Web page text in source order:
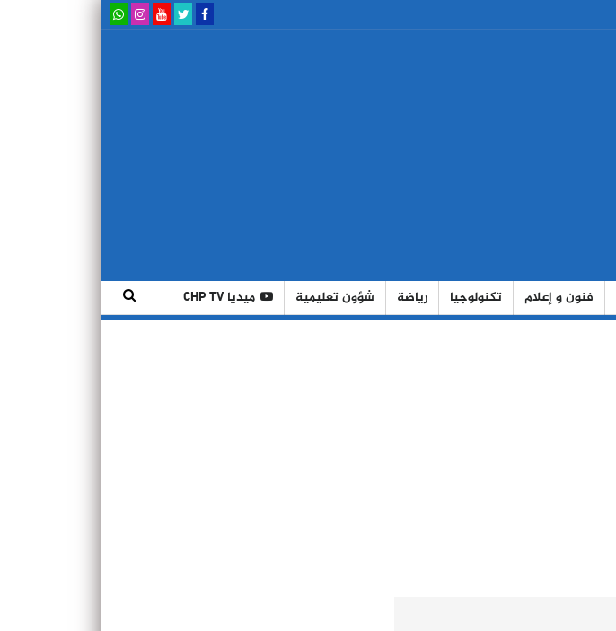
فنون و إعلام تكنولوجيا رياضة شؤون تعليمية ميديا CHP TV